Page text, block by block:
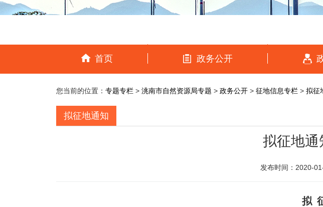
首页 政务公开
您当前的位置： 专题专栏 > 洮南市自然资源局专题 > 政务公开 > 征地信息专栏 > 拟征
拟征地通知
拟征地
发布时间：2020-
拟